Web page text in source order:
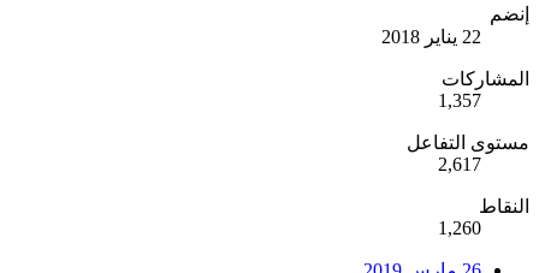
إنضم
22 يناير 2018
المشاركات
1,357
مستوى التفاعل
2,617
النقاط
1,260